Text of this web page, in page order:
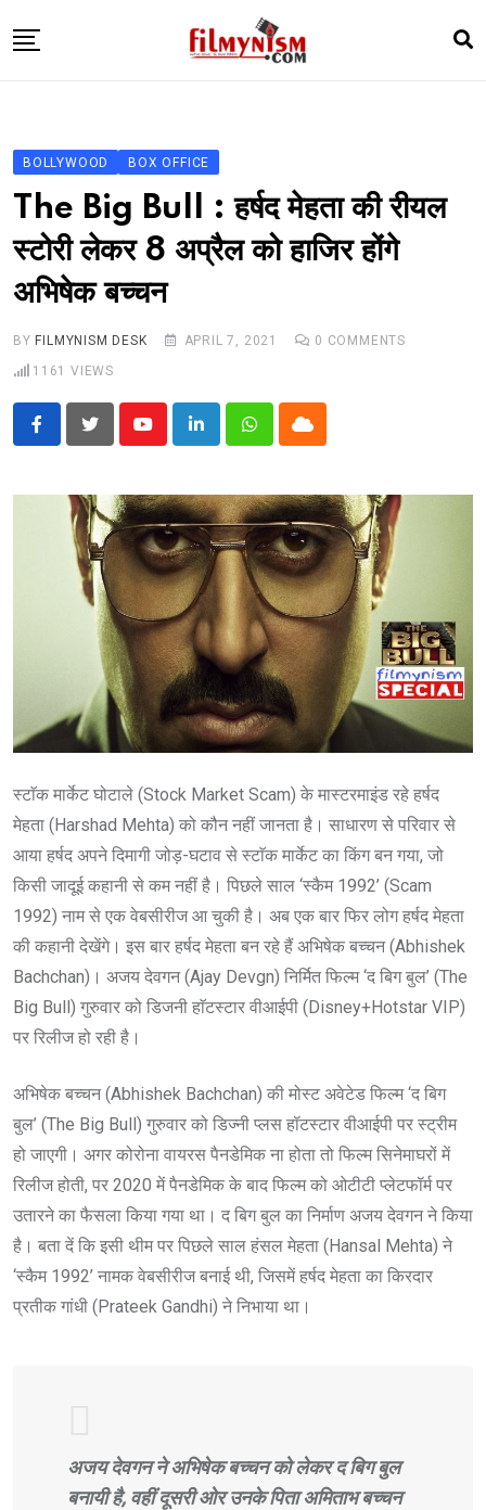
to
TELEVISION
BHOJPURI
NEWS ABTAK
STARRY SIDES
MORE
BOLLYWOOD BOX OFFICE
The Big Bull : हर्षद मेहता की रीयल
स्टोरी लेकर 8 अप्रैल को हाजिर होंगे
अभिषेक बच्चन
BY FILMYNISM DESK APRIL 7, 2021 0 COMMENTS
1161
VIEWS
YoutubeLinkedInWhatsappCloud
स्टाॅक मार्केट घोटाले (Stock Market Scam) के मास्टरमाइंड रहे हर्षद
मेहता (Harshad Mehta) को कौन नहीं जानता है। साधारण से परिवार से
आया हर्षद अपने दिमागी जोड़-घटाव से स्टाॅक मार्केट का किंग बन गया, जो
किसी जादूई कहानी से कम नहीं है। पिछले साल ‘स्कैम 1992’ (Scam
1992) नाम से एक वेबसीरीज आ चुकी है। अब एक बार फिर लोग हर्षद मेहता
की कहानी देखेंगे। इस बार हर्षद मेहता बन रहे हैं अभिषेक बच्चन (Abhishek
Bachchan)। अजय देवगन (Ajay Devgn) निर्मित फिल्म ‘द बिग बुल’ (The
Big Bull) गुरुवार को डिजनी हाॅटस्टार वीआईपी (Disney+Hotstar VIP)
पर रिलीज हो रही है।
अभिषेक बच्चन (Abhishek Bachchan) की मोस्ट अवेटेड फिल्म ‘द बिग
बुल’ (The Big Bull) गुरुवार को डिज्नी प्लस हॉटस्टार वीआईपी पर स्ट्रीम
हो जाएगी। अगर कोरोना वायरस पैनडेमिक ना होता तो फिल्म सिनेमाघरों में
रिलीज होती, पर 2020 में पैनडेमिक के बाद फिल्म को ओटीटी प्लेटफॉर्म पर
उतारने का फैसला किया गया था। द बिग बुल का निर्माण अजय देवगन ने किया
है। बता दें कि इसी थीम पर पिछले साल हंसल मेहता (Hansal Mehta) ने
‘स्कैम 1992’ नामक वेबसीरीज बनाई थी, जिसमें हर्षद मेहता का किरदार
प्रतीक गांधी (Prateek Gandhi) ने निभाया था।
अजय देवगन ने अभिषेक बच्चन को लेकर द बिग बुल
बनायी है, वहीं दूसरी ओर उनके पिता अमिताभ बच्चन